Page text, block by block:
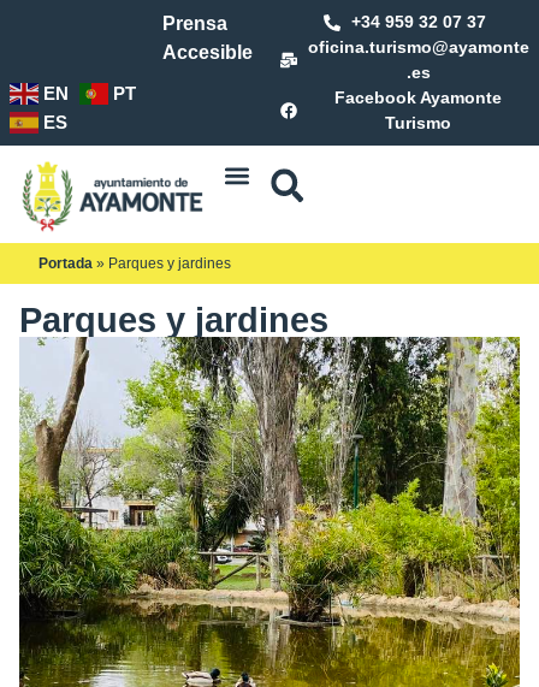
Prensa
Accesible
+34 959 32 07 37
oficina.turismo@ayamonte
.es
Facebook Ayamonte
Turismo
EN
PT
ES
Portada » Parques y jardines
Parques y jardines